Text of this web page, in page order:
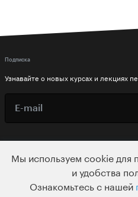
HELLO@LEVELVAN.RU
Или по телефону
Подписка
Узнавайте о новых курсах и лекциях
Мы используем cookie для
и удобства
Ознакомьтесь с нашей